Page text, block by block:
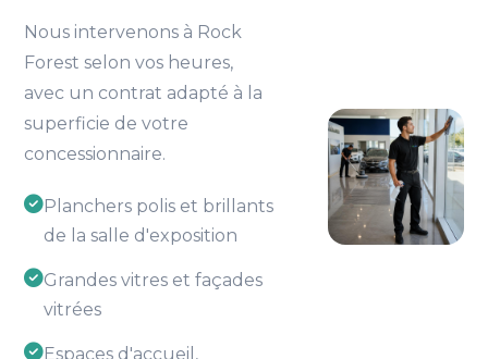
Nous intervenons à Rock
Forest selon vos heures,
avec un contrat adapté à la
superficie de votre
concessionnaire.
Planchers polis et brillants
de la salle d'exposition
Grandes vitres et façades
vitrées
Espaces d'accueil,